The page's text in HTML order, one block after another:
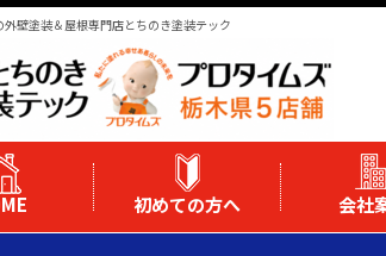
外壁塗装＆屋根専門店とちのき塗装テック
初めての方へ 会社